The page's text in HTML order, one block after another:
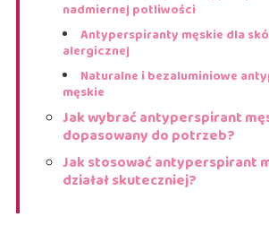
nadmiernej potliwości
Antyperspiranty męskie dla
alergicznej
Naturalne i bezaluminiowe
męskie
Jak wybrać antyperspirant
dopasowany do potrzeb?
Jak stosować antyperspirant
działał skuteczniej?